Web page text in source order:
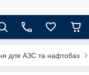
для АЗС та нафтобаз